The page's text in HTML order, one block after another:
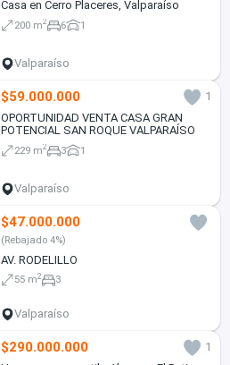
Casa en Cerro Placeres, Valparaíso
200 m2 6 1
Valparaíso
$59.000.000
1
OPORTUNIDAD VENTA CASA GRAN
POTENCIAL SAN ROQUE VALPARAÍSO
229 m2 3 1
Valparaíso
$47.000.000
(Rebajado 4%)
AV. RODELILLO
55 m2 3
Valparaíso
$290.000.000
1